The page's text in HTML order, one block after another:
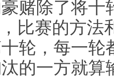
赌除了将
比赛的方法
轮，每一轮
的一方就算